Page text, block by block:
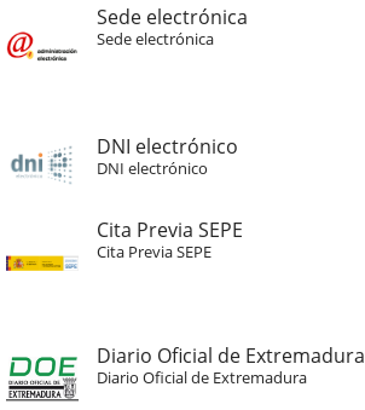
Sede electrónica
Sede electrónica
DNI electrónico
DNI electrónico
Cita Previa SEPE
Cita Previa SEPE
Diario Oficial de Extremadura
Diario Oficial de Extremadura